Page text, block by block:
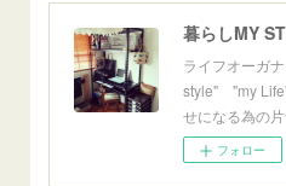
暮らしMY
ライフオーガ
style" "my
せになる為の
フォロー